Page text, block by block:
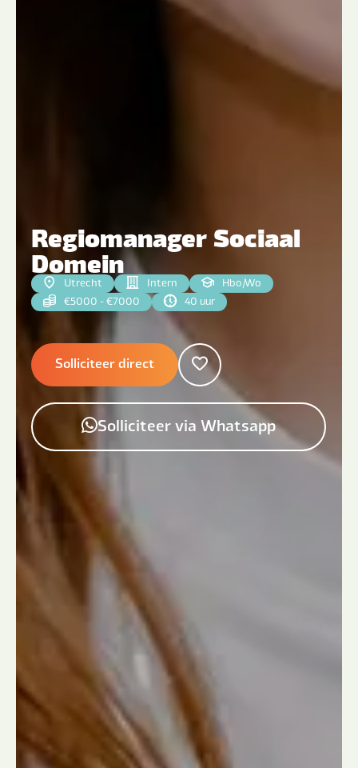
Regiomanager Sociaal
Domein
Utrecht Intern Hbo|Wo
€5000 - €7000
40 uur
Solliciteer direct
Solliciteer via Whatsapp